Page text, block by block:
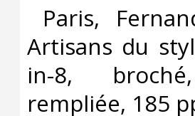
Paris,
Artisans du
in-8,
rempliée, 185